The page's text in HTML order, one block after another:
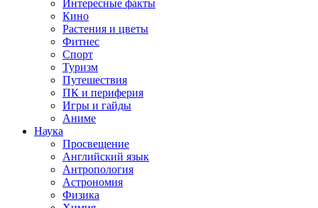
Интересные факты
Кино
Растения и цветы
Фитнес
Спорт
Туризм
Путешествия
ПК и периферия
Игры и гайды
Аниме
Наука
Просвещение
Английский язык
Антропология
Астрономия
Физика